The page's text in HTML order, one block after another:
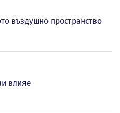
въздушно пространство
влияе